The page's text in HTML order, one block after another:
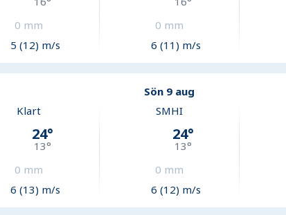
0 mm
5 (12) m/s
0 mm
6 (11) m/s
Sön 9 aug
Klart
24°
13°
0 mm
6 (13) m/s
SMHI
24°
13°
0 mm
6 (12) m/s